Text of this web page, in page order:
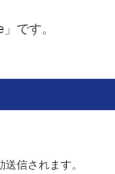
です。
信されます。